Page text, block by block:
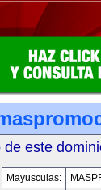
de este
Mayusculas: